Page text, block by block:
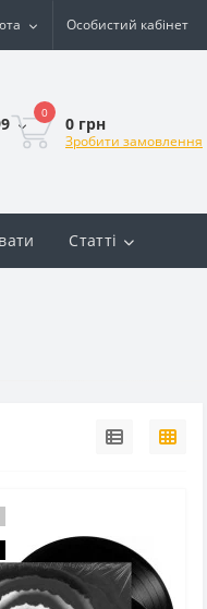
Особистий кабінет
0
0 грн
Зробити замовлення
Статті